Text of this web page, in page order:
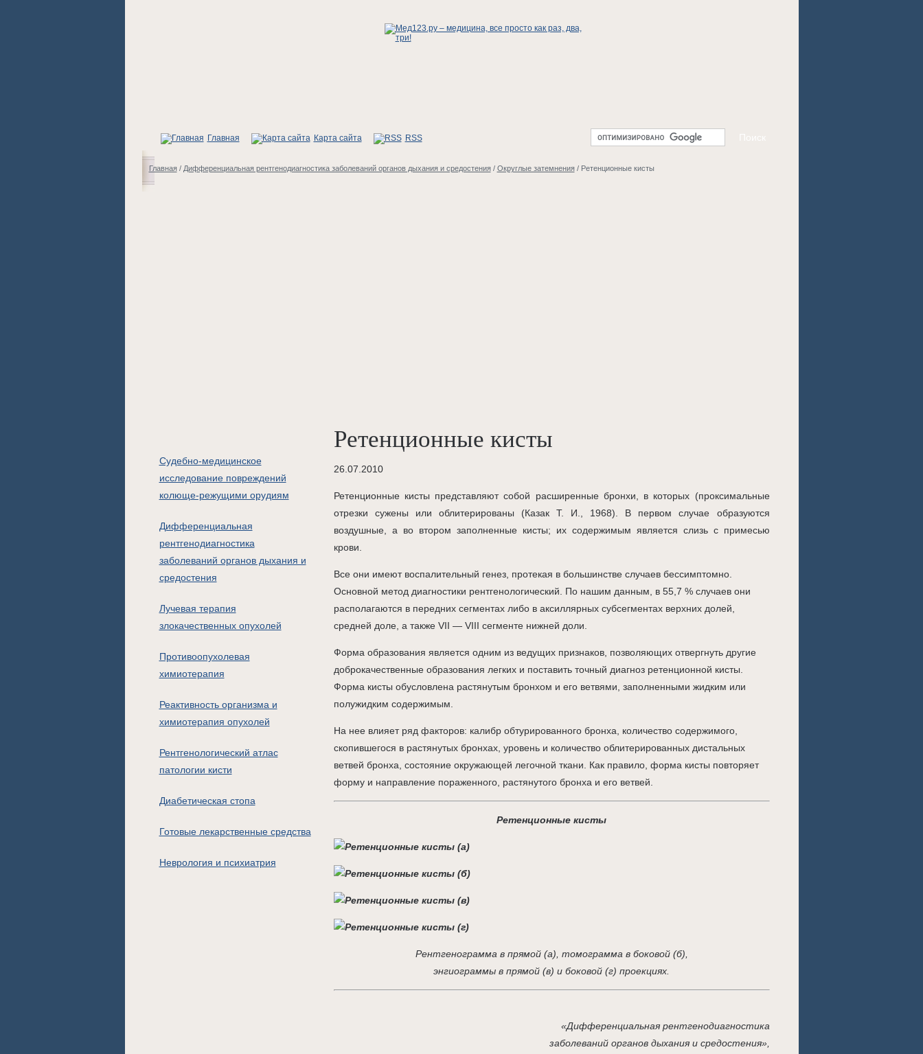
Главная Карта сайта RSS
Главная/ Дифференциальная рентгенодиагностика заболеваний органов дыхания и средостения/ Округлые затемнения/ Ретенционные кисты
Судебно-медицинское
исследование повреждений
колюще-режущими орудиям
Дифференциальная
рентгенодиагностика
заболеваний органов дыхания и
средостения
Лучевая терапия
злокачественных опухолей
Противоопухолевая
химиотерапия
Реактивность организма и
химиотерапия опухолей
Рентгенологический атлас
патологии кисти
Диабетическая стопа
Готовые лекарственные средства
Неврология и психиатрия
Ретенционные кисты
26.07.2010
Ретенционные кисты представляют собой расширенные бронхи, в которых (проксимальные
отрезки сужены или облитерированы (Казак Т. И., 1968). В первом случае образуются
воздушные, а во втором заполненные кисты; их содержимым является слизь с примесью
крови.
Все они имеют воспалительный генез, протекая в большинстве случаев бессимптомно.
Основной метод диагностики рентгенологический. По нашим данным, в 55,7 % случаев они
располагаются в передних сегментах либо в аксиллярных субсегментах верхних долей,
средней доле, а также VII — VIII сегменте нижней доли.
Форма образования является одним из ведущих признаков, позволяющих отвергнуть другие
доброкачественные образования легких и поставить точный диагноз ретенционной кисты.
Форма кисты обусловлена растянутым бронхом и его ветвями, заполненными жидким или
полужидким содержимым.
На нее влияет ряд факторов: калибр обтурированного бронха, количество содержимого,
скопившегося в растянутых бронхах, уровень и количество облитерированных дистальных
ветвей бронха, состояние окружающей легочной ткани. Как правило, форма кисты повторяет
форму и направление пораженного, растянутого бронха и его ветвей.
Ретенционные кисты
Рентгенограмма в прямой (а), томограмма в боковой (б),
энгиограммы в прямой (в) и боковой (г) проекциях.
«Дифференциальная рентгенодиагностика
заболеваний органов дыхания и средостения»,